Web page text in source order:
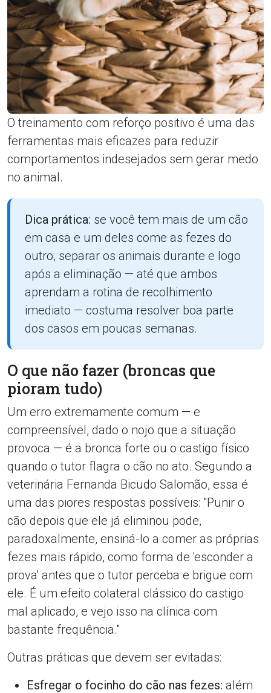
O treinamento com reforço positivo é uma das
ferramentas mais eficazes para reduzir
comportamentos indesejados sem gerar medo
no animal.
Dica prática: se você tem mais de um cão
em casa e um deles come as fezes do
outro, separar os animais durante e logo
após a eliminação — até que ambos
aprendam a rotina de recolhimento
imediato — costuma resolver boa parte
dos casos em poucas semanas.
O que não fazer (broncas que
pioram tudo)
Um erro extremamente comum — e
compreensível, dado o nojo que a situação
provoca — é a bronca forte ou o castigo físico
quando o tutor flagra o cão no ato. Segundo a
veterinária Fernanda Bicudo Salomão, essa é
uma das piores respostas possíveis: "Punir o
cão depois que ele já eliminou pode,
paradoxalmente, ensiná-lo a comer as próprias
fezes mais rápido, como forma de 'esconder a
prova' antes que o tutor perceba e brigue com
ele. É um efeito colateral clássico do castigo
mal aplicado, e vejo isso na clínica com
bastante frequência."
Outras práticas que devem ser evitadas:
Esfregar o focinho do cão nas fezes: além